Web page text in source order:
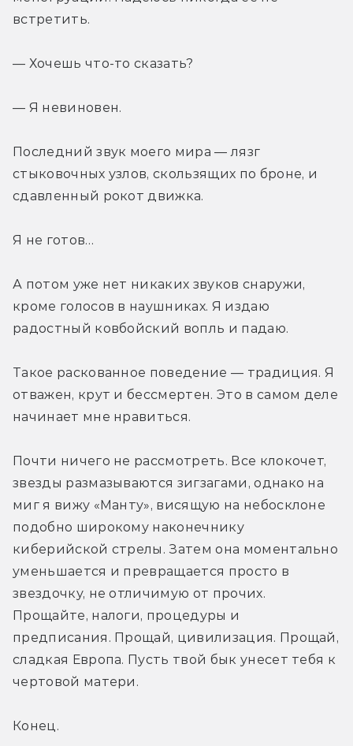
встретить.
— Хочешь что-то сказать?
— Я невиновен.
Последний звук моего мира — лязг
стыковочных узлов, скользящих по броне, и
сдавленный рокот движка.
Я не готов…
А потом уже нет никаких звуков снаружи,
кроме голосов в наушниках. Я издаю
радостный ковбойский вопль и падаю.
Такое раскованное поведение — традиция. Я
отважен, крут и бессмертен. Это в самом деле
начинает мне нравиться.
Почти ничего не рассмотреть. Все клокочет,
звезды размазываются зигзагами, однако на
миг я вижу «Манту», висящую на небосклоне
подобно широкому наконечнику
киберийской стрелы. Затем она моментально
уменьшается и превращается просто в
звездочку, не отличимую от прочих.
Прощайте, налоги, процедуры и
предписания. Прощай, цивилизация. Прощай,
сладкая Европа. Пусть твой бык унесет тебя к
чертовой матери.
Конец.